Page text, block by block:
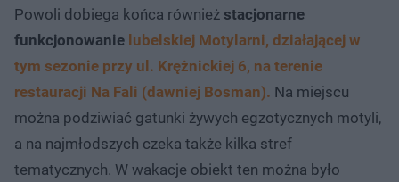
Powoli dobiega końca również stacjonarne
funkcjonowanie lubelskiej Motylarni, działającej w
tym sezonie przy ul. Krężnickiej 6, na terenie
restauracji Na Fali (dawniej Bosman). Na miejscu
można podziwiać gatunki żywych egzotycznych motyli,
a na najmłodszych czeka także kilka stref
tematycznych. W wakacje obiekt ten można było